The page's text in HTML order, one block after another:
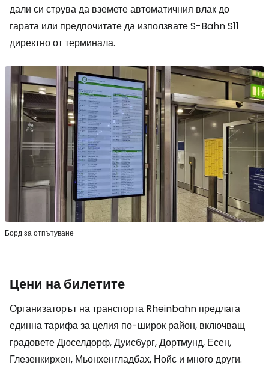
дали си струва да вземете автоматичния влак до
гарата или предпочитате да използвате S-Bahn S11
директно от терминала.
Борд за отпътуване
Цени на билетите
Организаторът на транспорта Rheinbahn предлага
единна тарифа за целия по-широк район, включващ
градовете Дюселдорф, Дуисбург, Дортмунд, Есен,
Глезенкирхен, Мьонхенгладбах, Нойс и много други.